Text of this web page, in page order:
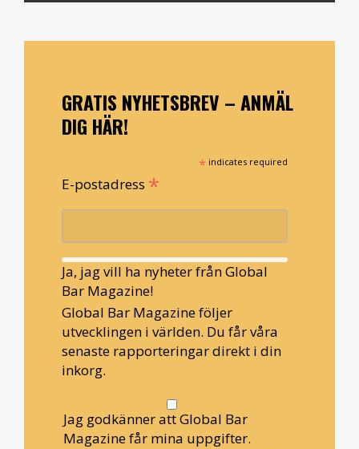
GRATIS NYHETSBREV – ANMÄL
DIG HÄR!
* indicates required
E-postadress *
Ja, jag vill ha nyheter från Global
Bar Magazine!
Global Bar Magazine följer
utvecklingen i världen. Du får våra
senaste rapporteringar direkt i din
inkorg.
Jag godkänner att Global Bar
Magazine får mina uppgifter.